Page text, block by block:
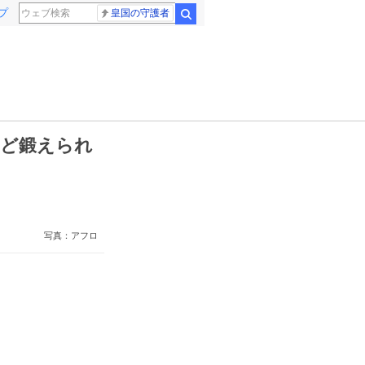
皇国の守護者
鍛えられ
写真：アフロ